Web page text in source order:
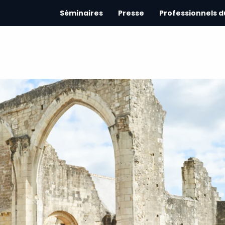
Séminaires Presse Professionnels